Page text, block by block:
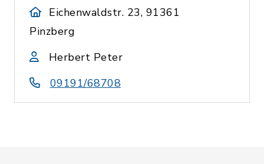
Eichenwaldstr. 23, 91361
Pinzberg
Herbert Peter
09191/68708